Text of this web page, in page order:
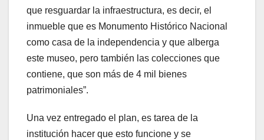
que resguardar la infraestructura, es decir, el
inmueble que es Monumento Histórico Nacional
como casa de la independencia y que alberga
este museo, pero también las colecciones que
contiene, que son más de 4 mil bienes
patrimoniales”.
Una vez entregado el plan, es tarea de la
institución hacer que esto funcione y se